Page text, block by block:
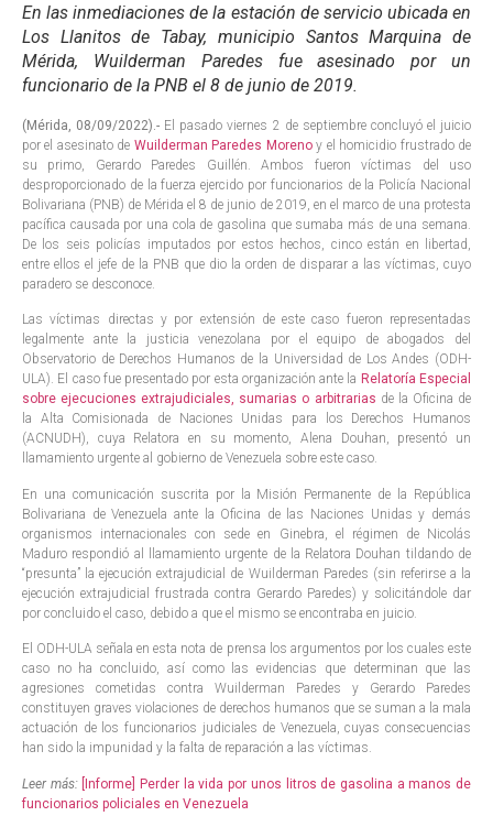
En las inmediaciones de la estación de servicio ubicada en
Los Llanitos de Tabay, municipio Santos Marquina de
Mérida, Wuilderman Paredes fue asesinado por un
funcionario de la PNB el 8 de junio de 2019.
(Mérida, 08/09/2022).- El pasado viernes 2 de septiembre concluyó el juicio
por el asesinato de Wuilderman Paredes Morenoy el homicidio frustrado de
su primo, Gerardo Paredes Guillén. Ambos fueron víctimas del uso
desproporcionado de la fuerza ejercido por funcionarios de la Policía Nacional
Bolivariana (PNB) de Mérida el 8 de junio de 2019, en el marco de una protesta
pacífica causada por una cola de gasolina que sumaba más de una semana.
De los seis policías imputados por estos hechos, cinco están en libertad,
entre ellos el jefe de la PNB que dio la orden de disparar a las víctimas, cuyo
paradero se desconoce.
Las víctimas directas y por extensión de este caso fueron representadas
legalmente ante la justicia venezolana por el equipo de abogados del
Observatorio de Derechos Humanos de la Universidad de Los Andes (ODH-
ULA). El caso fue presentado por esta organización ante la Relatoría Especial
sobre ejecuciones extrajudiciales, sumarias o arbitrarias de la Oficina de
la Alta Comisionada de Naciones Unidas para los Derechos Humanos
(ACNUDH), cuya Relatora en su momento, Alena Douhan, presentó un
llamamiento urgente al gobierno de Venezuela sobre este caso.
En una comunicación suscrita por la Misión Permanente de la República
Bolivariana de Venezuela ante la Oficina de las Naciones Unidas y demás
organismos internacionales con sede en Ginebra, el régimen de Nicolás
Maduro respondió al llamamiento urgente de la Relatora Douhan tildando de
“presunta” la ejecución extrajudicial de Wuilderman Paredes (sin referirse a la
ejecución extrajudicial frustrada contra Gerardo Paredes) y solicitándole dar
por concluido el caso, debido a que el mismo se encontraba en juicio.
El ODH-ULA señala en esta nota de prensa los argumentos por los cuales este
caso no ha concluido, así como las evidencias que determinan que las
agresiones cometidas contra Wuilderman Paredes y Gerardo Paredes
constituyen graves violaciones de derechos humanos que se suman a la mala
actuación de los funcionarios judiciales de Venezuela, cuyas consecuencias
han sido la impunidad y la falta de reparación a las víctimas.
Leer más: [Informe] Perder la vida por unos litros de gasolina a manos de
funcionarios policiales en Venezuela